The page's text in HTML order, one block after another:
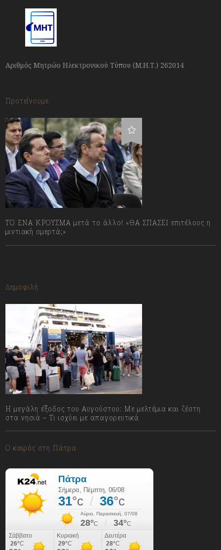
Αριθμός Μητρώο Ηλεκτρονικού Τύπου (Μ.Η.Τ.) 262014
Προτείνουμε
ΤΟ ΕΝΑ ΚΡΟΥΣΜΑ μετά το άλλο! «ΘΑ ΣΠΑΣΕΙ επιτέλους η
μιντιακή ομερτά;»
Δημοφιλή
Η μεγάλη έξοδος του Αυγούστου: Με μελτέμια και ζέστη
στα νησιά – Τι ισχύει με απαγορευτικά
Ο καιρός στη Πάτρα